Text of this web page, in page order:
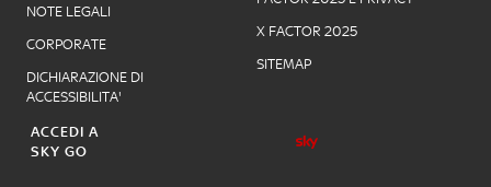
NOTE LEGALI
CORPORATE
DICHIARAZIONE DI
ACCESSIBILITA'
X FACTOR 2025
SITEMAP
ACCEDI A
SKY GO